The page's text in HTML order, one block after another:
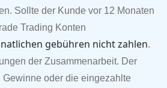
Sollte der Kunde vor 12 Monaten
Trading Konten
gebühren nicht zahlen.
der Zusammenarbeit. Der
Gewinne oder die eingezahlte